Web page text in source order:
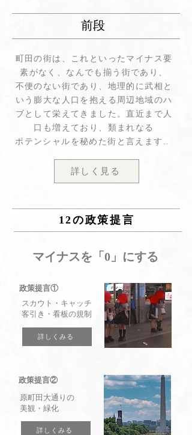
前段
町田の街は、これといったマイナス要
素がなく、なんでも揃う街であり、
不便のない街であり、地理的に武相と
いう膨大な人口を抱える周辺地域のハ
ブとして栄えてきました。直近まで人
口も増えており、類まれなる
ポテンシャルを秘めた街と言えます..
詳しく見る
12の政策提言
マイナスを「0」にする
政策提言①
スカウト・キャッチ
客引き・看板の規制
詳しくみる
政策提言②
原町田大通りの
美観・緑化
詳しくみる